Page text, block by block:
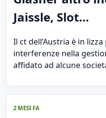
Jaissle, Slot…
Il ct dell’Austria è in
interferenze nella
affidato ad alcune
2 MESI FA